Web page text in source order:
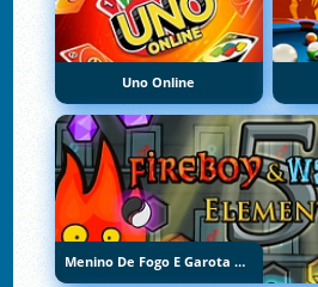
Uno Online
Menino De Fogo E Garota De Água 5: Elementos